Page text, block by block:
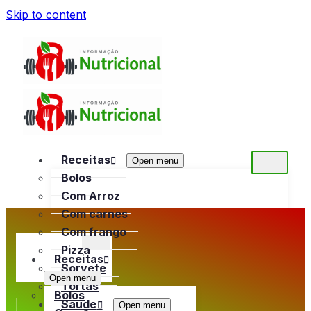
Skip to content
Receitas Open menu
Bolos
Com Arroz
Com carnes
Com frango
Pizza
Sorvete
Tortas
Saúde
Open menu
Receitas
Open menu
Bolos